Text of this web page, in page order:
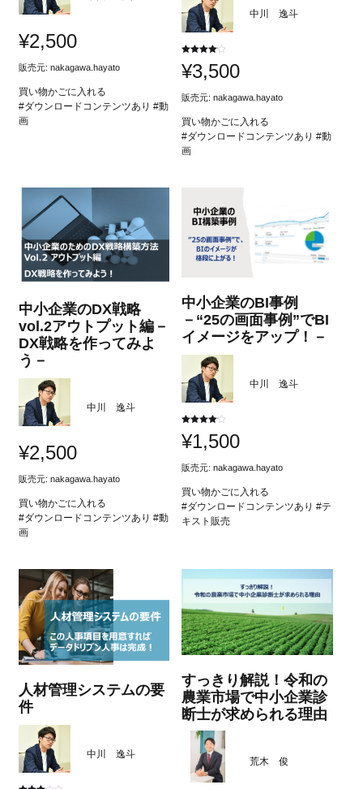
¥2,500
販売元: nakagawa.hayato
買い物かごに入れる
#ダウンロードコンテンツあり #動
画
中川 逸斗
4.00
の評価
¥3,500
販売元:nakagawa.hayato
買い物かごに入れる
#ダウンロードコンテンツあり #動
画
中小企業のDX戦略
vol.2アウトプット編－
DX戦略を作ってみよ
う－
中川 逸斗
¥2,500
販売元: nakagawa.hayato
買い物かごに入れる
#ダウンロードコンテンツあり #動
画
中小企業のBI事例
－“25の画面事例”でBI
イメージをアップ！－
中川 逸斗
4.00
の評価
¥1,500
販売元:nakagawa.hayato
買い物かごに入れる
#ダウンロードコンテンツあり #テ
キスト販売
人材管理システムの要
件
中川 逸斗
すっきり解説！令和の
農業市場で中小企業診
断士が求められる理由
荒木 俊